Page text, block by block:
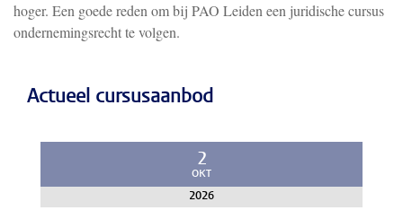
hoger. Een goede reden om bij PAO Leiden een juridische cursus
ondernemingsrecht te volgen.
Actueel cursusaanbod
2
OKT
2026